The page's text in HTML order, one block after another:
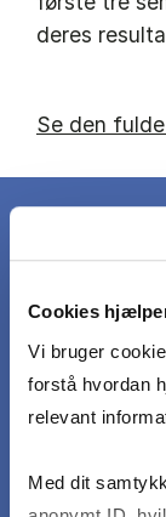
Cookies
Vi bruger
forstå hvordan
relevant
Med dit
deres
Se den
I projektet
den
beskrive og